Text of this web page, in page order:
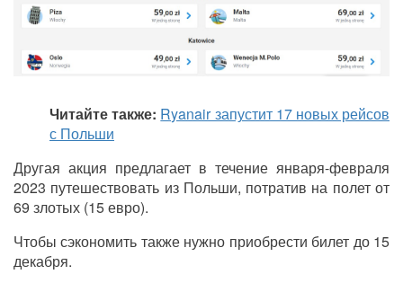
Читайте также: Ryanair запустит 17 новых рейсов
с Польши
Другая акция предлагает в течение января-февраля
2023 путешествовать из Польши, потратив на полет от
69 злотых (15 евро).
Чтобы сэкономить также нужно приобрести билет до 15
декабря.